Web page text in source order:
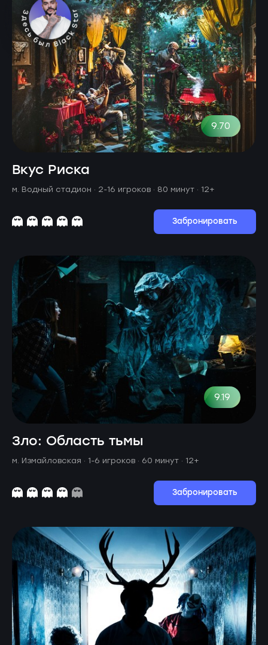
9.70
Вкус Риска
м. Водный стадион · 2-16 игроков · 80 минут · 12+
Забронировать
9.19
Зло: Область тьмы
м. Измайловская · 1-6 игроков · 60 минут · 12+
Забронировать